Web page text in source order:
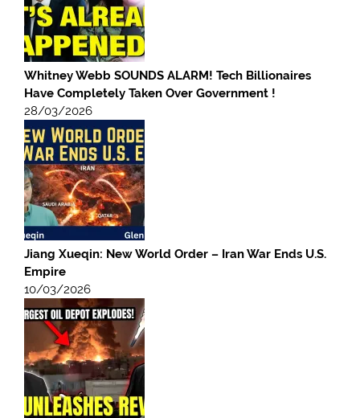
Whitney Webb SOUNDS ALARM! Tech Billionaires
Have Completely Taken Over Government !
28/03/2026
Jiang Xueqin: New World Order – Iran War Ends U.S.
Empire
10/03/2026